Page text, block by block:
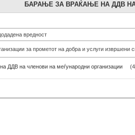
БАРАЊЕ ЗА ВРАЌАЊЕ НА ДДВ
вредност
за прометот на добра и услуги
ДДВ на членови на меѓународни организации